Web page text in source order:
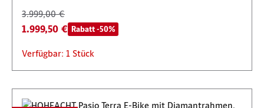
3.999,00 €
1.999,50 € Rabatt -50%
Verfügbar: 1 Stück